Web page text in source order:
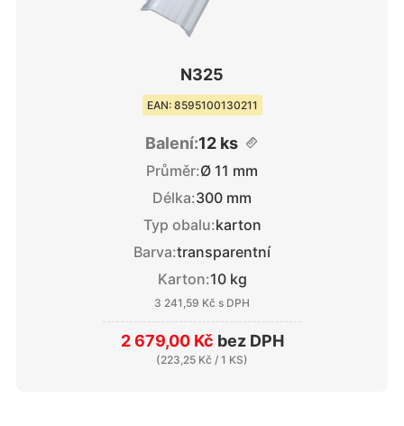
N325
EAN: 8595100130211
Balení:12 ks
Průměr:Ø 11 mm
Délka:300 mm
Typ obalu:karton
Barva:transparentní
Karton:10 kg
3 241,59 Kč s DPH
2 679,00 Kč bez DPH
(223,25 Kč / 1 KS)